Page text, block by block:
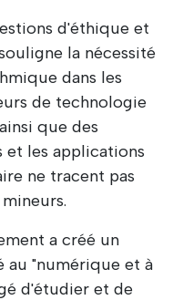
d'éthique et
la nécessité
dans les
de technologie
que des
et les applications
ne tracent pas
a créé un
au "numérique et à
d'étudier et de